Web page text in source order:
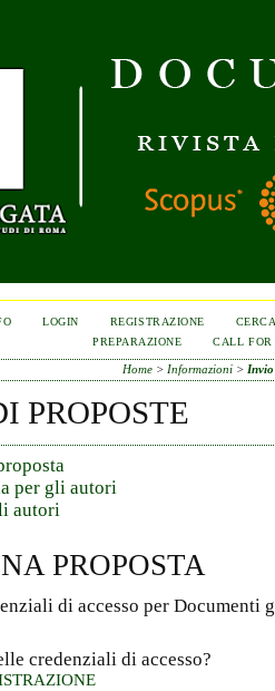
LOGIN REGISTRAZIONE
PREPARAZIONE
CALL FOR
Home > Informazioni >
PROPOSTE
per gli autori
autori
PROPOSTA
di accesso per Documenti
credenziali di accesso?